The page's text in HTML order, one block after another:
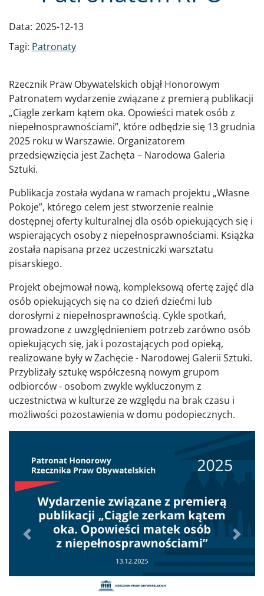
Data: 2025-12-13
Tagi: Patronaty
Rzecznik Praw Obywatelskich objął Honorowym
Patronatem wydarzenie związane z premierą publikacji
„Ciągle zerkam kątem oka. Opowieści matek osób z
niepełnosprawnościami”, które odbędzie się 13 grudnia
2025 roku w Warszawie. Organizatorem
przedsięwzięcia jest Zachęta – Narodowa Galeria
Sztuki.
Publikacja została wydana w ramach projektu „Własne
Pokoje”, którego celem jest stworzenie realnie
dostępnej oferty kulturalnej dla osób opiekujących się i
wspierających osoby z niepełnosprawnościami. Książka
została napisana przez uczestniczki warsztatu
pisarskiego.
Projekt obejmował nową, kompleksową ofertę zajęć dla
osób opiekujących się na co dzień dziećmi lub
dorosłymi z niepełnosprawnością. Cykle spotkań,
prowadzone z uwzględnieniem potrzeb zarówno osób
opiekujących się, jak i pozostających pod opieką,
realizowane były w Zachęcie - Narodowej Galerii Sztuki.
Przybliżały sztukę współczesną nowym grupom
odbiorców - osobom zwykle wykluczonym z
uczestnictwa w kulturze ze względu na brak czasu i
możliwości pozostawienia w domu podopiecznych.
Poprzednie Dalej